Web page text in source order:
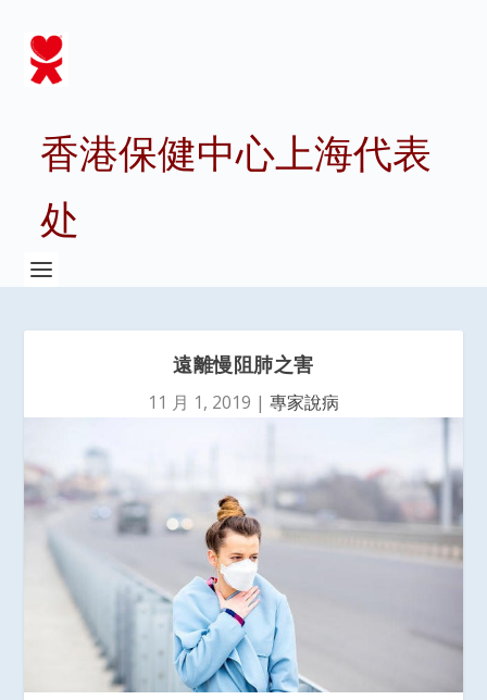
香港保健中心上海代表
处
遠離慢阻肺之害
11 月 1, 2019 | 專家說病